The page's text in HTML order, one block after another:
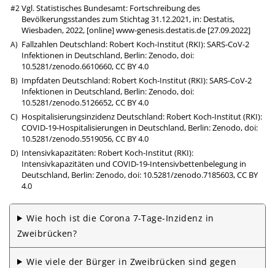
Vgl. Statistisches Bundesamt: Fortschreibung des
Bevölkerungsstandes zum Stichtag 31.12.2021, in: Destatis,
Wiesbaden, 2022, [online]www-genesis.destatis.de[27.09.2022]
Fallzahlen Deutschland: Robert Koch-Institut (RKI): SARS-CoV-2
Infektionen in Deutschland, Berlin: Zenodo,doi:
10.5281/zenodo.6610660,CC BY 4.0
Impfdaten Deutschland: Robert Koch-Institut (RKI): SARS-CoV-2
Infektionen in Deutschland, Berlin: Zenodo,doi:
10.5281/zenodo.5126652,CC BY 4.0
Hospitalisierungsinzidenz Deutschland: Robert Koch-Institut (RKI):
COVID-19-Hospitalisierungen in Deutschland, Berlin: Zenodo,doi:
10.5281/zenodo.5519056,CC BY 4.0
Intensivkapazitäten: Robert Koch-Institut (RKI):
Intensivkapazitäten und COVID-19-Intensivbettenbelegung in
Deutschland, Berlin: Zenodo,doi: 10.5281/zenodo.7185603,CC BY
4.0
Wie hoch ist die Corona 7-Tage-Inzidenz in
Zweibrücken?
Wie viele der Bürger in Zweibrücken sind gegen